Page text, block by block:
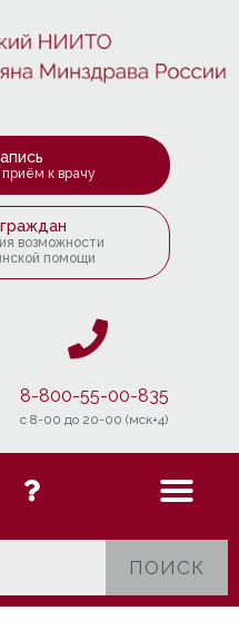
к врачу
возможности
помощи
8-800-55-00-835
c 8-00 до 20-00 (мск+4)
ПОИСК